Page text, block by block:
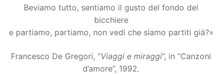
Beviamo tutto, sentiamo il gusto del fondo del
bicchiere
e partiamo, partiamo, non vedi che siamo partiti già?»
Francesco De Gregori, “Viaggi e miraggi”, in “Canzoni
d’amore”, 1992.